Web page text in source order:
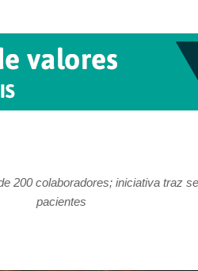
200 colaboradores; iniciativa traz
pacientes